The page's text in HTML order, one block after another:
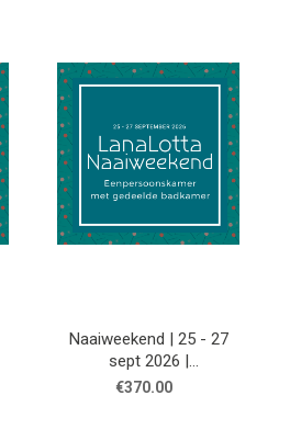
Naaiweekend | 25 - 27
sept 2026 |
Eénpersoonskamer,
€370.00